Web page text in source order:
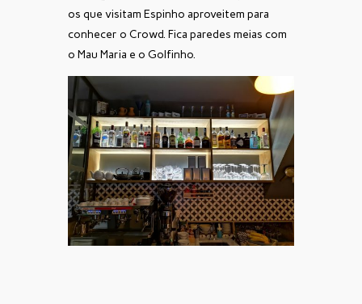
os que visitam Espinho aproveitem para
conhecer o Crowd. Fica paredes meias com
o Mau Maria e o Golfinho.